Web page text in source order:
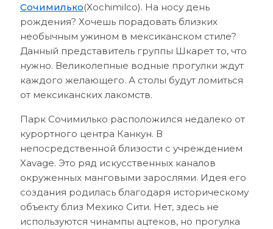
Сочимилько(Xochimilco). На носу день
рождения? Хочешь порадовать близких
необычным ужином в мексиканском стиле?
Данный представитель группы Шкарет то, что
нужно. Великолепные водные прогулки ждут
каждого желающего. А столы будут ломиться
от мексиканских лакомств.
Парк Сочимилько расположился недалеко от
курортного центра Канкун. В
непосредственной близости с учреждением
Xavage. Это ряд искусственных каналов
окруженных манговыми зарослями. Идея его
создания родилась благодаря историческому
объекту близ Мехико Сити. Нет, здесь не
используются чинампы ацтеков, но прогулка